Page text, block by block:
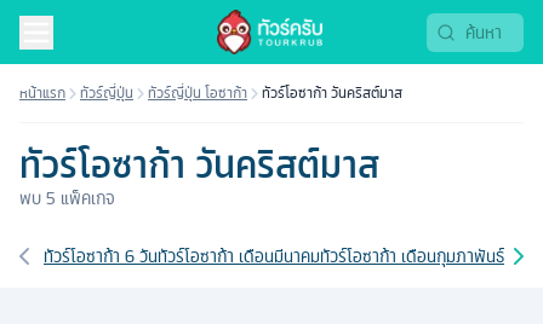
หน้าแรก ทัวร์ญี่ปุ่น ทัวร์ญี่ปุ่น โอซาก้า ทัวร์โอซาก้า วันคริสต์มาส
ทัวร์โอซาก้า วันคริสต์มาส
พบ5 แพ็คเกจ
เส้นทางที่เกี่ยวข้อง
ทัวร์โอซาก้า 6 วันทัวร์โอซาก้า เดือนมีนาคมทัวร์โอซาก้า เดือนกุมภาพันธ์ ทัว